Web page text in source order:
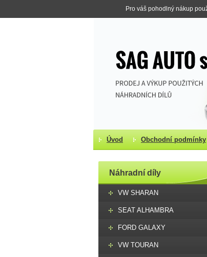
Pro váš pohodlný nákup
Úvod Obchodní podmínky
Náhradní díly
VW SHARAN
SEAT ALHAMBRA
FORD GALAXY
VW TOURAN